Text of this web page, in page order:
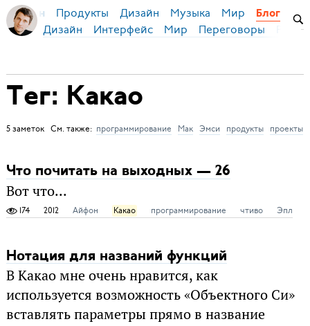
Бирман Продукты Дизайн Музыка Мир Блог
Дизайн Интерфейс Мир Переговоры
Тег: Какао
5 заметок См. также: программирование Мак Эмси продукты проекты
Что почитать на выходных — 26
Вот что...
174 2012 Айфон Какао программирование чтиво Эпл
Нотация для названий функций
В Какао мне очень нравится, как
используется возможность «Объектного Си»
вставлять параметры прямо в название